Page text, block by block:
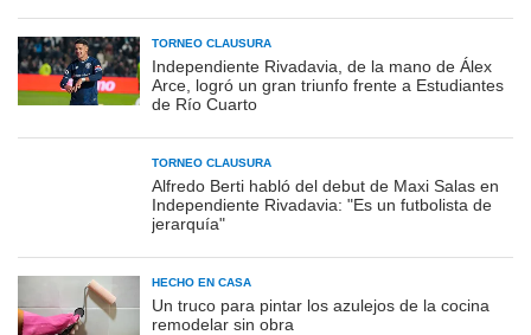
TORNEO CLAUSURA
Independiente Rivadavia, de la mano de Álex
Arce, logró un gran triunfo frente a Estudiantes
de Río Cuarto
TORNEO CLAUSURA
Alfredo Berti habló del debut de Maxi Salas en
Independiente Rivadavia: "Es un futbolista de
jerarquía"
HECHO EN CASA
Un truco para pintar los azulejos de la cocina
remodelar sin obra